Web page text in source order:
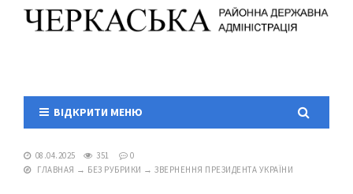
ВІДКРИТИ МЕНЮ
08.04.2025 351
0
ГЛАВНАЯ → БЕЗ РУБРИКИ → ЗВЕРНЕННЯ ПРЕЗИДЕНТА УКРАЇНИ